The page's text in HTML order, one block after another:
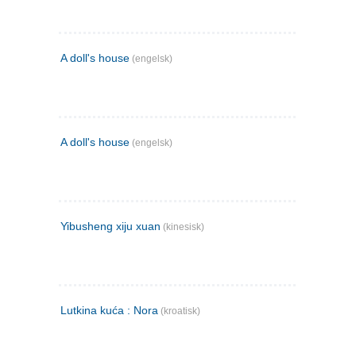
A doll's house (engelsk)
A doll's house (engelsk)
Yibusheng xiju xuan (kinesisk)
Lutkina kuća : Nora (kroatisk)